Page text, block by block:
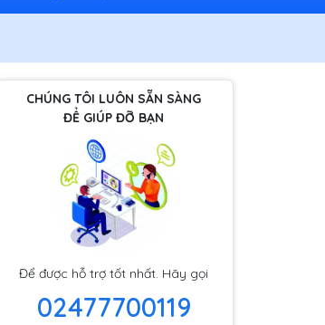
CHÚNG TÔI LUÔN SẴN SÀNG
ĐỂ GIÚP ĐỠ BẠN
Để được hỗ trợ tốt nhất. Hãy gọi
02477700119